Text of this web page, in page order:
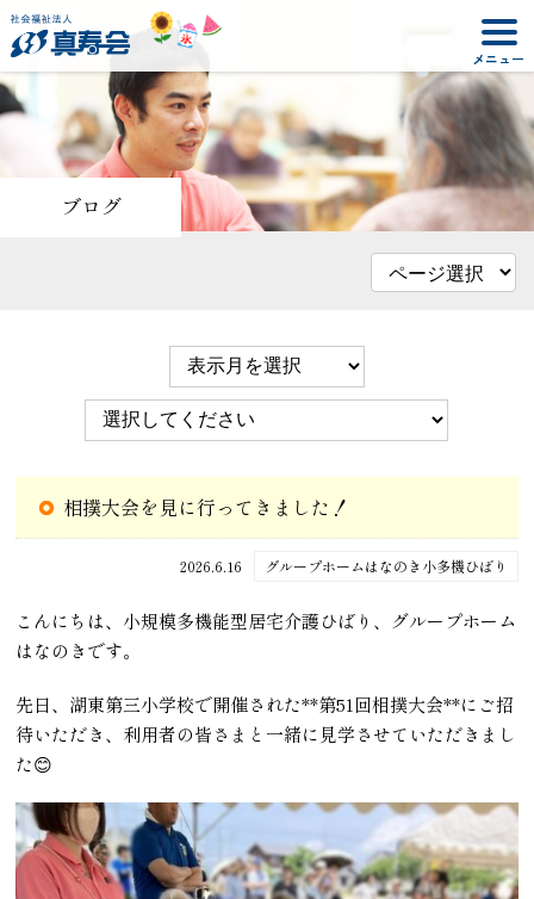
ブログ
相撲大会を見に行ってきました！
2026.6.16 グループホームはなのき小多機ひばり
こんにちは、小規模多機能型居宅介護ひばり、グループホーム
はなのきです。
先日、湖東第三小学校で開催された**第51回相撲大会**にご招
待いただき、利用者の皆さまと一緒に見学させていただきまし
た😊